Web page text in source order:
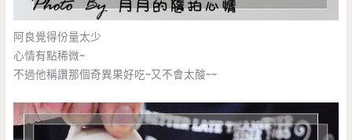
阿良覺得份量太少
心情有點稀微~
不過他稱讚那個奇異果好吃~又不會太酸~~